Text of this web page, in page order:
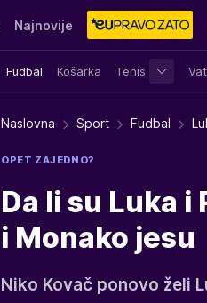
Najnovije
Fudbal Košarka Tenis
Stvar ukusa Yumama
Naslovna Sport Fudbal
OPET ZAJEDNO?
Da li su Luka i
i Monako jesu
Niko Kovač ponovo želi